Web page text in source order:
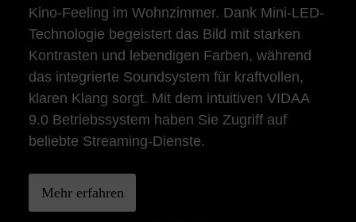
Kino-Feeling im Wohnzimmer. Dank Mini-LED-
Technologie begeistert das Bild mit starken
Kontrasten und lebendigen Farben, während
das integrierte Soundsystem für kraftvollen,
klaren Klang sorgt. Mit dem intuitiven VIDAA
9.0 Betriebssystem haben Sie Zugriff auf
beliebte Streaming-Dienste.
Mehr erfahren